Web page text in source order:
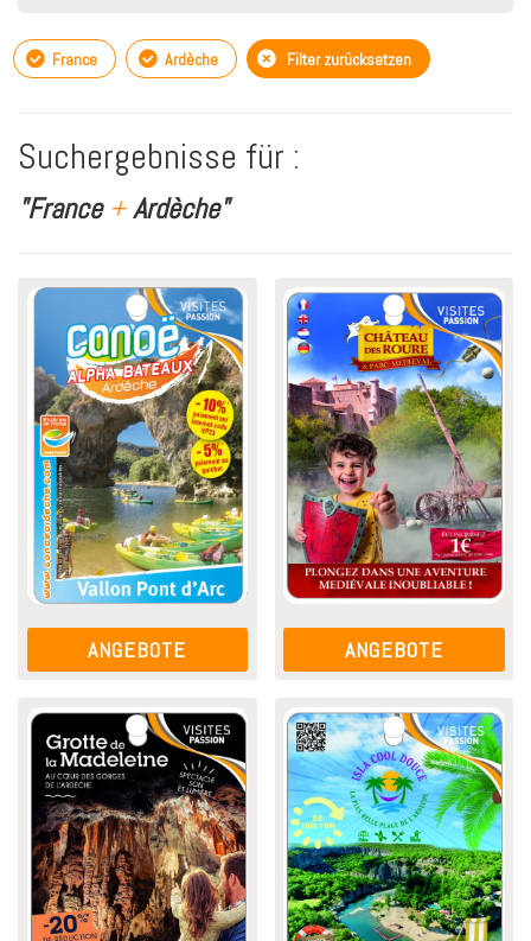
France Ardèche Filter zurücksetzen
Suchergebnisse für :
"France +Ardèche"
ANGEBOTE ANGEBOTE